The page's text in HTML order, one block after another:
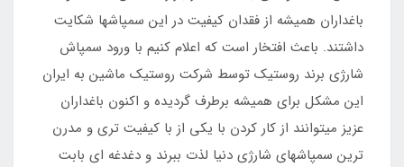
باغداران همیشه از فقدان کیفیت در این سمپاشها شکایت
داشتند. باعث افتخار است که اعلام کنیم با ورود سمپاش
شارژی برند روستیک توسط شرکت روستیک ماشین به ایران
این مشکل برای همیشه برطرف گردیده و اکنون باغداران
عزیز میتوانند از کار کردن با یکی از با کیفیت تری و مدرن
ترین سمپاشهای شارژی دنیا لذت ببرند و دغدغه ای بابت